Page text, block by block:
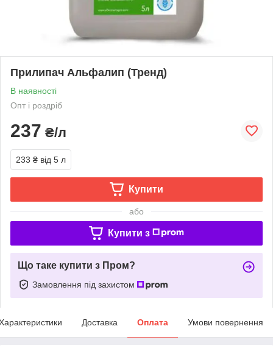
Прилипач Альфалип (Тренд)
В наявності
Опт і роздріб
237 ₴/л
233 ₴ від 5 л
Купити
або
Купити з
Що таке купити з Пром?
Замовлення під захистом
Доставка Оплата Умови повернення